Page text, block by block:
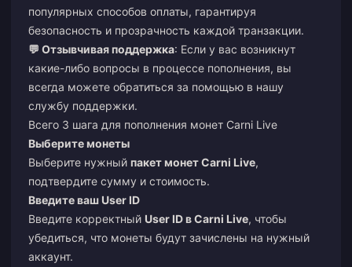
популярных способов оплаты, гарантируя
безопасность и прозрачность каждой транзакции.
💬 Отзывчивая поддержка: Если у вас возникнут
какие-либо вопросы в процессе пополнения, вы
всегда можете обратиться за помощью в нашу
службу поддержки.
Всего 3 шага для пополнения монет Carni Live
Выберите монеты
Выберите нужный пакет монет Carni Live,
подтвердите сумму и стоимость.
Введите ваш User ID
Введите корректный User ID в Carni Live, чтобы
убедиться, что монеты будут зачислены на нужный
аккаунт.